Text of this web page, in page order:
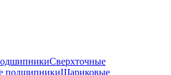
Сверхточные
подшипникиШариковые